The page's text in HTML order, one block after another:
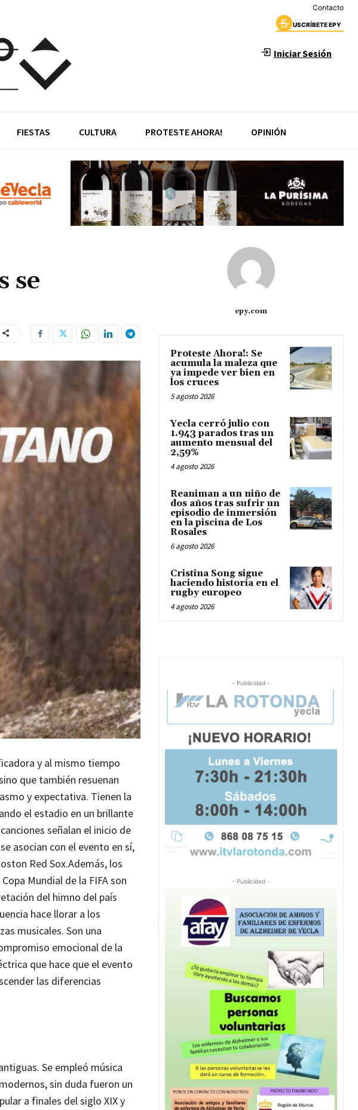
Contacto
USCRÍBETE EPY
Iniciar Sesión
FIESTAS CULTURA PROTESTE AHORA! OPINIÓN
se
y al mismo tiempo
que también resuenan
y expectativa. Tienen la
el estadio en un brillante
señalan el inicio de
asocian con el evento en sí,
Red Sox.Además, los
Mundial de la FIFA son
del himno del país
hace llorar a los
musicales. Son una
emocional de la
que hace que el evento
las diferencias
Se empleó música
sin duda fueron un
a finales del siglo XIX y
epy.com
Proteste Ahora!: Se
acumula la maleza que
ya impede ver bien en
los cruces
5 agosto 2026
Yecla cerró julio con
1.943 parados tras un
aumento mensual del
2,59%
4 agosto 2026
Reaniman a un niño de
dos años tras sufrir un
episodio de inmersión
en la piscina de Los
Rosales
6 agosto 2026
Cristina Song sigue
haciendo historia en el
rugby europeo
4 agosto 2026
- Publicidad -
- Publicidad -